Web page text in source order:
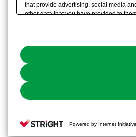
that provide advertising, social media
other data that you have provided to
the use of all Cookies except for
You can change your consent or
Powered by Internet